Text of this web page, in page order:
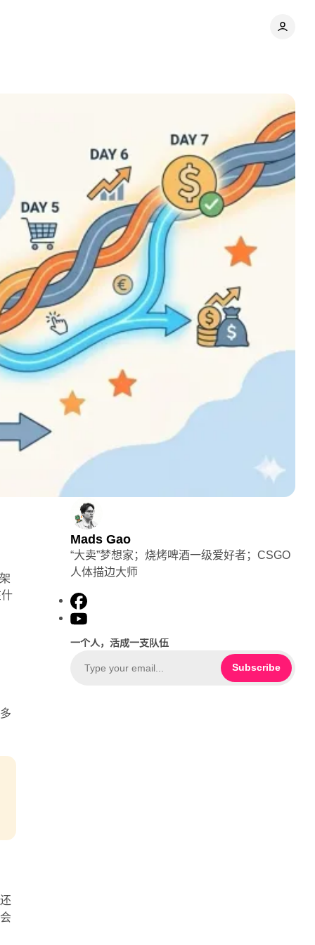
Mads Gao
“大卖”梦想家；烧烤啤酒一级爱好者；CSGO
人体描边大师
F
a
e
b
Y
u
T
一个人，活成一支队伍
Subscribe